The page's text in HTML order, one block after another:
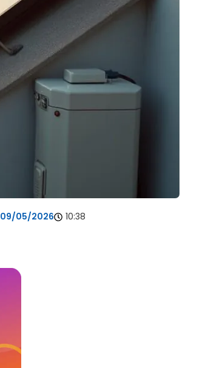
09/05/2026 10:38